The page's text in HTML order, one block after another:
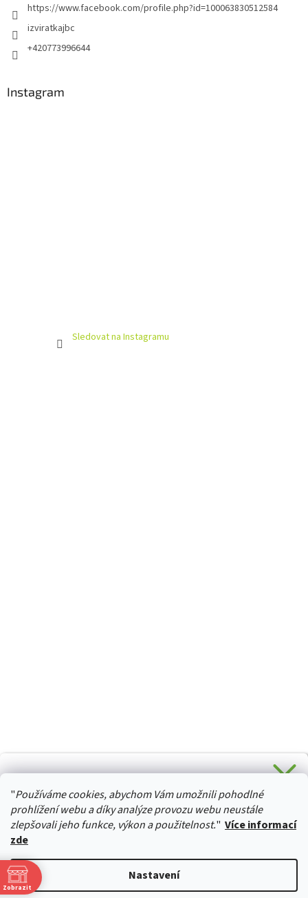
"Používáme cookies, abychom Vám umožnili pohodlné
prohlížení webu a díky analýze provozu webu neustále
zlepšovali jeho funkce, výkon a použitelnost." Více informací
zde
Nastavení
https://www.facebook.com/profile.php?id=100063830512584
izviratkajbc
+420773996644
Instagram
Sledovat na Instagramu
HURTTA-COLLECTION.CZ
Zobrazit
Stačí se přihlásit k odběru novinek z našeho obchodu a je
Vaše :)
Ano, chci se přihlásit
Zásady zpracování osobních údajů